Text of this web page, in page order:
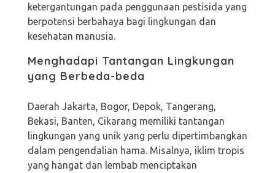
ketergantungan pada penggunaan pestisida yang
berpotensi berbahaya bagi lingkungan dan
kesehatan manusia.
Menghadapi Tantangan Lingkungan
yang Berbeda-beda
Daerah Jakarta, Bogor, Depok, Tangerang,
Bekasi, Banten, Cikarang memiliki tantangan
lingkungan yang unik yang perlu dipertimbangkan
dalam pengendalian hama. Misalnya, iklim tropis
yang hangat dan lembab menciptakan